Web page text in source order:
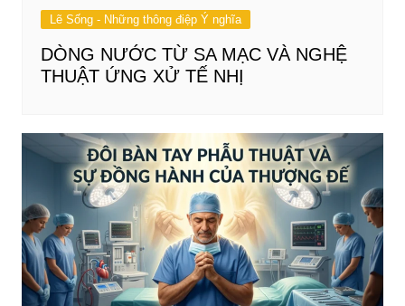
Lẽ Sống - Những thông điệp Ý nghĩa
DÒNG NƯỚC TỪ SA MẠC VÀ NGHỆ
THUẬT ỨNG XỬ TẾ NHỊ